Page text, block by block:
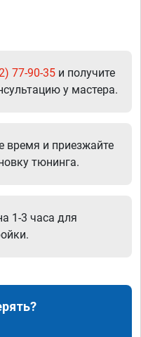
77-90-35 и получите
у мастера.
время и приезжайте
тюнинга.
1-3 часа для